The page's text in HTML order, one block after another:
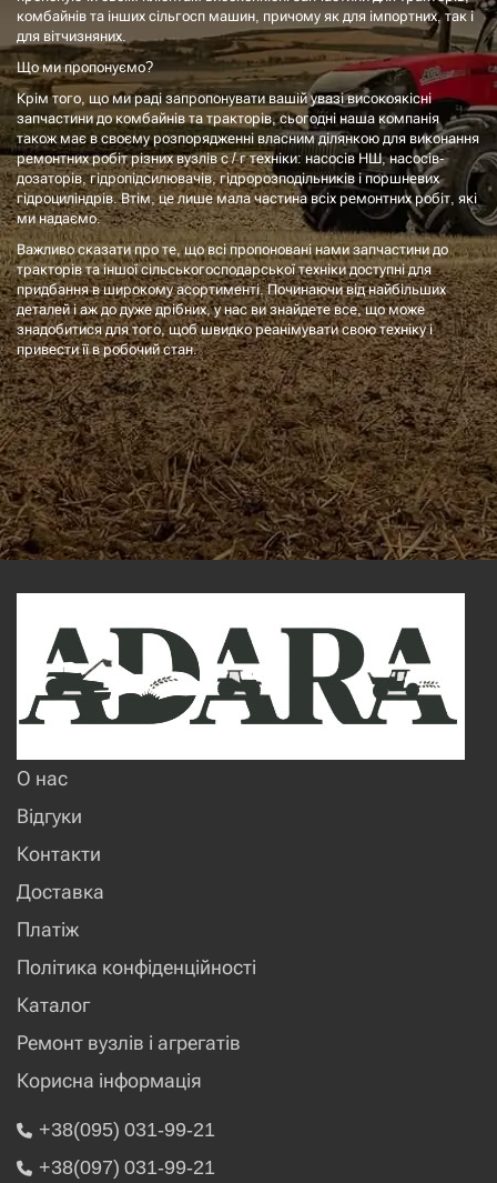
комбайнів та інших сільгосп машин, причому як для імпортних, так і
для вітчизняних.
Що ми пропонуємо?
Крім того, що ми раді запропонувати вашій увазі високоякісні
запчастини до комбайнів та тракторів, сьогодні наша компанія
також має в своєму розпорядженні власним ділянкою для виконання
ремонтних робіт різних вузлів с / г техніки: насосів НШ, насосів-
дозаторів, гідропідсилювачів, гідророзподільників і поршневих
гідроциліндрів. Втім, це лише мала частина всіх ремонтних робіт, які
ми надаємо.
Важливо сказати про те, що всі пропоновані нами запчастини до
тракторів та іншої сільськогосподарської техніки доступні для
придбання в широкому асортименті. Починаючи від найбільших
деталей і аж до дуже дрібних, у нас ви знайдете все, що може
знадобитися для того, щоб швидко реанімувати свою техніку і
привести її в робочий стан.
О нас
Відгуки
Контакти
Доставка
Платіж
Політика конфіденційності
Каталог
Ремонт вузлів і агрегатів
Корисна інформація
+38(095) 031-99-21
+38(097) 031-99-21